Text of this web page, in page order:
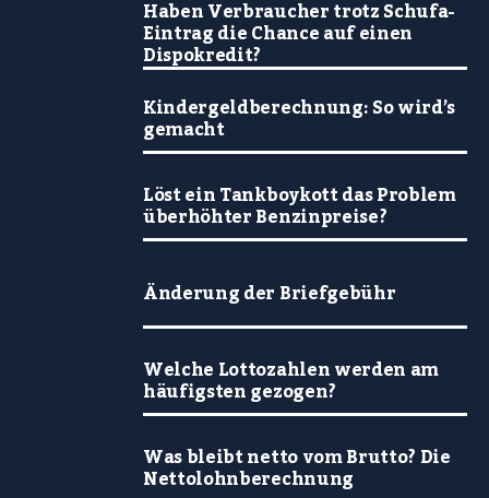
Haben Verbraucher trotz Schufa-
Eintrag die Chance auf einen
Dispokredit?
Kindergeldberechnung: So wird’s
gemacht
Löst ein Tankboykott das Problem
überhöhter Benzinpreise?
Änderung der Briefgebühr
Welche Lottozahlen werden am
häufigsten gezogen?
Was bleibt netto vom Brutto? Die
Nettolohnberechnung